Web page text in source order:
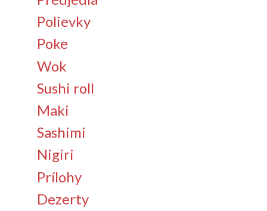
Polievky
Poke
Wok
Sushi roll
Maki
Sashimi
Nigiri
Prílohy
Dezerty